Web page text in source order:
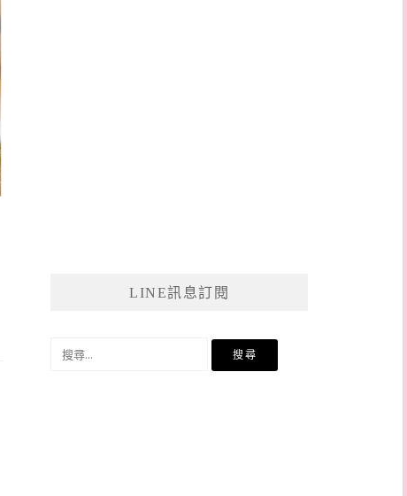
LINE訊息訂閱